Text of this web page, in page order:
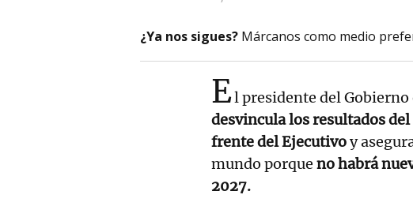
¿Ya nos sigues? Márcanos como medio
El presidente del Gobierno
desvincula los resultados del
frente del Ejecutivoy
mundo porque no habrá
2027.